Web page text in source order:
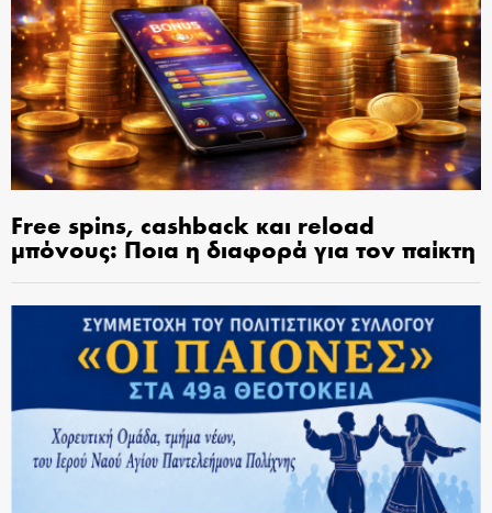
Free spins, cashback και reload
μπόνους: Ποια η διαφορά για τον παίκτη